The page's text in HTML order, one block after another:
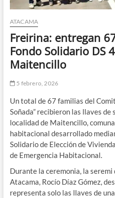
ATACAMA
Freirina: entregan
Fondo Solidario DS
Maitencillo
5 febrero, 2026
Un total de 67 familias del
Soñada” recibieron las llaves de
localidad de Maitencillo,
habitacional desarrollado
Solidario de Elección de
de Emergencia Habitacional.
Durante la ceremonia, la
Atacama, Rocío Díaz Gómez,
representa solo las llaves de